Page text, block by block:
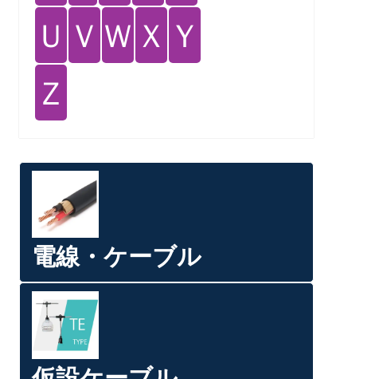
Ｕ Ｖ Ｗ Ｘ Ｙ
Ｚ
電線・ケーブル